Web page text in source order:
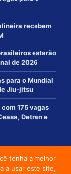
recebem
estarão
de 2026
para o Mundial
Jiu-jitsu
175 vagas
Detran e
reservados
tenha a melhor
a usar este site,